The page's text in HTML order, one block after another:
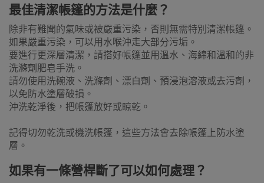
最佳清潔帳篷的方法是什麼？
除非有難聞的氣味或被嚴重污染，否則無需特別清潔帳篷。
如果嚴重污染，可以用水喉沖走大部分污垢。
要進行更深層清潔，請搭好帳篷並用溫水、海綿和溫和的非
洗滌劑肥皂手洗。
請勿使用洗碗液、洗滌劑、漂白劑、預浸泡溶液或去污劑，
以免防水塗層破損。
沖洗乾淨後，把帳篷放好或晾乾。
記得切勿乾洗或機洗帳篷，這些方法會去除帳篷上防水塗
層。
如果有一條營桿斷了可以如何處理？